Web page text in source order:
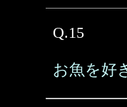
Q.15
お魚を好